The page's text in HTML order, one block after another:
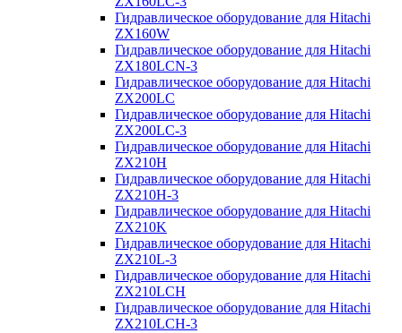
Гидравлическое оборудование для Hitachi
ZX160W
Гидравлическое оборудование для Hitachi
ZX180LCN-3
Гидравлическое оборудование для Hitachi
ZX200LC
Гидравлическое оборудование для Hitachi
ZX200LC-3
Гидравлическое оборудование для Hitachi
ZX210H
Гидравлическое оборудование для Hitachi
ZX210H-3
Гидравлическое оборудование для Hitachi
ZX210K
Гидравлическое оборудование для Hitachi
ZX210L-3
Гидравлическое оборудование для Hitachi
ZX210LCH
Гидравлическое оборудование для Hitachi
ZX210LCH-3